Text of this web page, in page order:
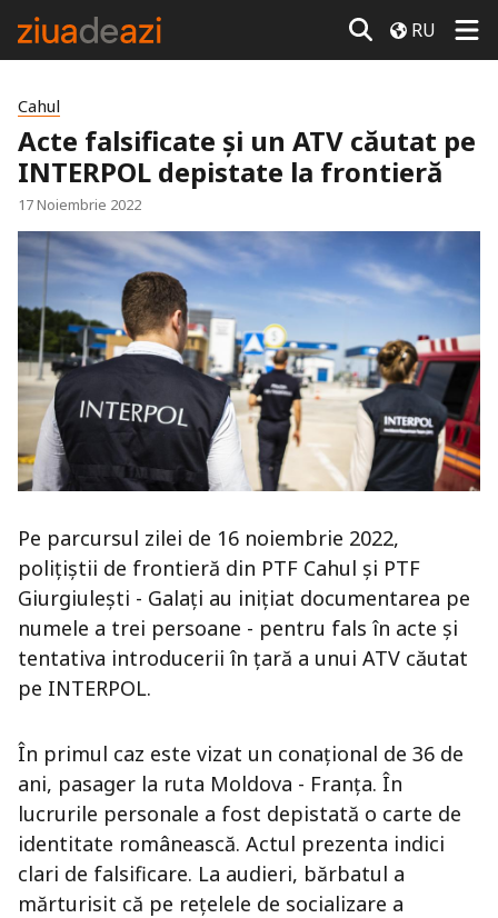
RU
Cahul
Acte falsificate și un ATV căutat pe
INTERPOL depistate la frontieră
17 Noiembrie 2022
Pe parcursul zilei de 16 noiembrie 2022,
polițiștii de frontieră din PTF Cahul și PTF
Giurgiulești - Galați au inițiat documentarea pe
numele a trei persoane - pentru fals în acte și
tentativa introducerii în țară a unui ATV căutat
pe INTERPOL.
În primul caz este vizat un conațional de 36 de
ani, pasager la ruta Moldova - Franța. În
lucrurile personale a fost depistată o carte de
identitate românească. Actul prezenta indici
clari de falsificare. La audieri, bărbatul a
mărturisit că pe rețelele de socializare a